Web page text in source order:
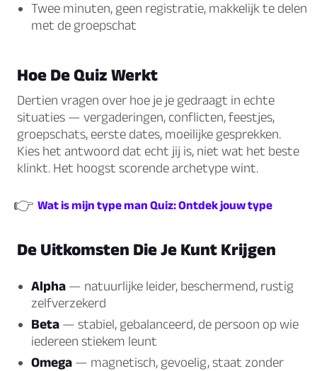
Twee minuten, geen registratie, makkelijk te delen
met de groepschat
Hoe De Quiz Werkt
Dertien vragen over hoe je je gedraagt in echte
situaties — vergaderingen, conflicten, feestjes,
groepschats, eerste dates, moeilijke gesprekken.
Kies het antwoord dat echt jij is, niet wat het beste
klinkt. Het hoogst scorende archetype wint.
👉 Wat is mijn type man Quiz: Ontdek jouw type
De Uitkomsten Die Je Kunt Krijgen
Alpha — natuurlijke leider, beschermend, rustig
zelfverzekerd
Beta — stabiel, gebalanceerd, de persoon op wie
iedereen stiekem leunt
Omega — magnetisch, gevoelig, staat zonder